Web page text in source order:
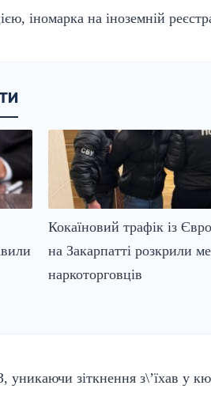
іномарка на іноземній
Кокаїновий трафік із
на Закарпатті розкрили
наркоторговців
зіткнення з\’їхав у